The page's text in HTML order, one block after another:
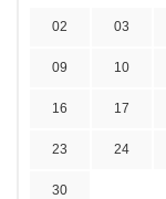
02 03
09 10
16 17
23 24
30